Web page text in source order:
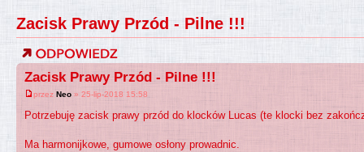
Zacisk Prawy Przód - Pilne !!!
Zacisk Prawy Przód - Pilne !!!
przez Neo » 25-lip-2018 15:58
Potrzebuję zacisk prawy przód do klocków Lucas (te klocki bez
Ma harmonijkowe, gumowe osłony prowadnic.